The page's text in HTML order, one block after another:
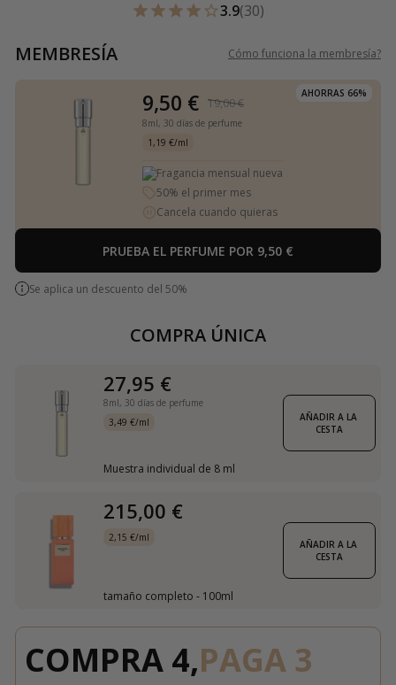
3.9(30)
MEMBRESÍA Cómo funciona la membresía?
AHORRAS 66%
9,50 € 19,00 €
8ml, 30 días de perfume
1,19 €/ml
Fragancia mensual nueva
50% el primer mes
Cancela cuando quieras
PRUEBA EL PERFUME POR 9,50 €
Se aplica un descuento del 50%
COMPRA ÚNICA
27,95 €
8ml, 30 días de perfume
3,49 €/ml
Muestra individual de 8 ml
AÑADIR A LA
CESTA
215,00 €
2,15 €/ml
tamaño completo - 100ml
AÑADIR A LA
CESTA
COMPRA 4,PAGA 3